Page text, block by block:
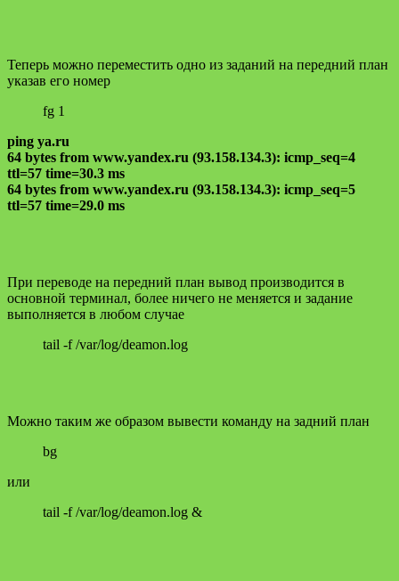
Теперь можно переместить одно из заданий на передний план
указав его номер
fg 1
ping ya.ru
64 bytes from www.yandex.ru (93.158.134.3): icmp_seq=4
ttl=57 time=30.3 ms
64 bytes from www.yandex.ru (93.158.134.3): icmp_seq=5
ttl=57 time=29.0 ms
При переводе на передний план вывод производится в
основной терминал, более ничего не меняется и задание
выполняется в любом случае
tail -f /var/log/deamon.log
Можно таким же образом вывести команду на задний план
bg
или
tail -f /var/log/deamon.log &